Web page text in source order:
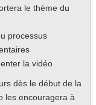
le thème du
processus
la vidéo
dès le début de la
les encouragera à